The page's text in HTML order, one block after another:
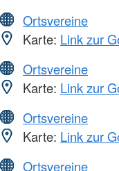
Ortsvereine
Karte: Link zur
Ortsvereine
Karte: Link zur
Ortsvereine
Karte: Link zur
Ortsvereine